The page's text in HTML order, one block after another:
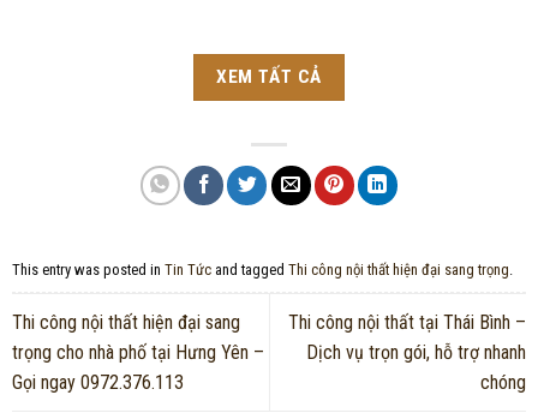
XEM TẤT CẢ
This entry was posted in Tin Tứcand tagged Thi công nội thất hiện đại sang trọng
Thi công nội thất hiện đại sang
trọng cho nhà phố tại Hưng Yên –
Gọi ngay 0972.376.113
Thi công nội thất tại Thái Bình –
Dịch vụ trọn gói, hỗ trợ nhanh
chóng